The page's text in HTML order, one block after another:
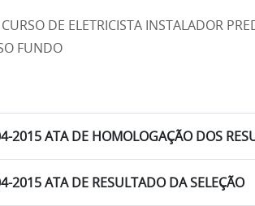
DE ELETRICISTA INSTALADOR
FUNDO
2015 ATA DE HOMOLOGAÇÃO DOS
2015 ATA DE RESULTADO DA SELEÇÃO